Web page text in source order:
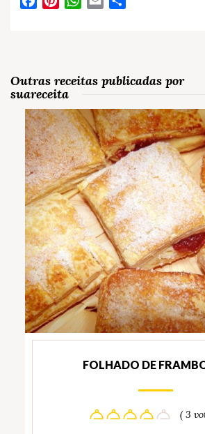
Outras receitas publicadas por
suareceita
FOLHADO DE
( 3